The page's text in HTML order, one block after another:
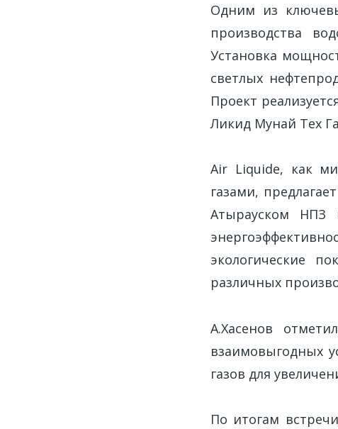
Одним из
производства
Установка
светлых
Проект
Ликид Мунай Тех
Air Liquide, как
газами,
Атырауском НПЗ
экологические
различных
А.Хасенов
взаимовыгодных
газов для
По итогам